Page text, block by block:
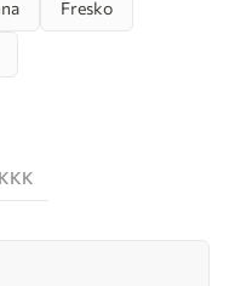
Fresko
KKK